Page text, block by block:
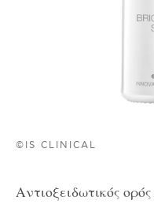
©IS CLINICAL
Αντιοξειδωτικός ορός